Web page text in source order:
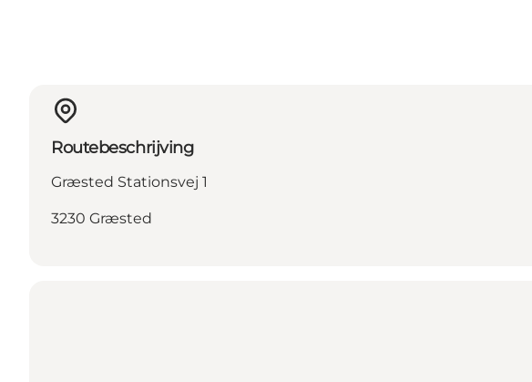
Routebeschrijving
Græsted Stationsvej 1
3230 Græsted